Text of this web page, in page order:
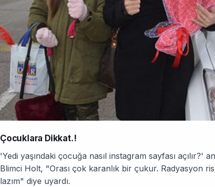
Çocuklara Dikkat.!
'Yedi yaşındaki çocuğa nasıl instagram sayfası açılır?'
Blimci Holt, "Orası çok karanlık bir çukur. Radyasyon
lazım" diye uyardı.